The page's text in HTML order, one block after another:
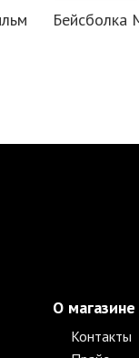
Бейсболка
О магазине
Контакты